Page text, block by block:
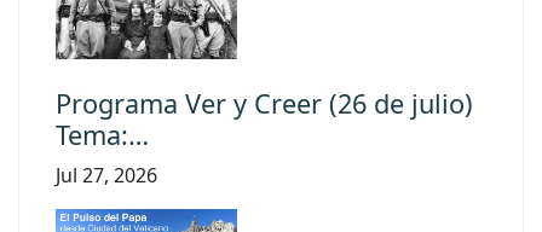
Programa Ver y Creer (26 de julio)
Tema:…
Jul 27, 2026